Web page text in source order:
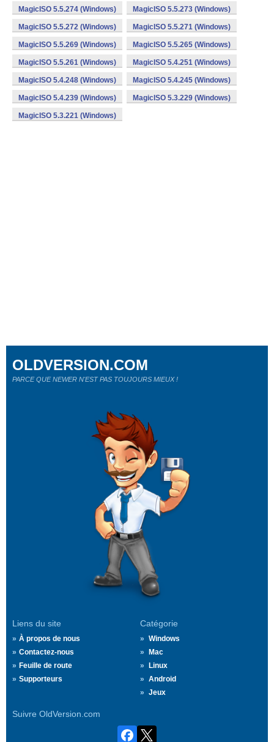
MagicISO 5.5.274 (Windows) MagicISO 5.5.273 (Windows)
MagicISO 5.5.272 (Windows) MagicISO 5.5.271 (Windows)
MagicISO 5.5.269 (Windows) MagicISO 5.5.265 (Windows)
MagicISO 5.5.261 (Windows) MagicISO 5.4.251 (Windows)
MagicISO 5.4.248 (Windows) MagicISO 5.4.245 (Windows)
MagicISO 5.4.239 (Windows) MagicISO 5.3.229 (Windows)
MagicISO 5.3.221 (Windows)
Liens du site
À propos de nous
Contactez-nous
Feuille de route
Supporteurs
Catégorie
Windows
Mac
Linux
Android
Jeux
Suivre OldVersion.com
OLDVERSION.COM
PARCE QUE NEWER N'EST PAS TOUJOURS MIEUX !